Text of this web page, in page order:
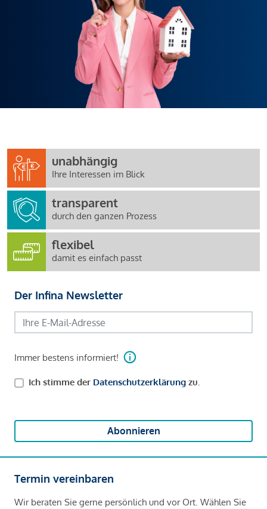
unabhängig
Ihre Interessen im Blick
transparent
durch den ganzen Prozess
flexibel
damit es einfach passt
Der Infina Newsletter
Immer bestens informiert!
Ich stimme der Datenschutzerklärung zu.
Abonnieren
Termin vereinbaren
Wir beraten Sie gerne persönlich und vor Ort. Wählen Sie